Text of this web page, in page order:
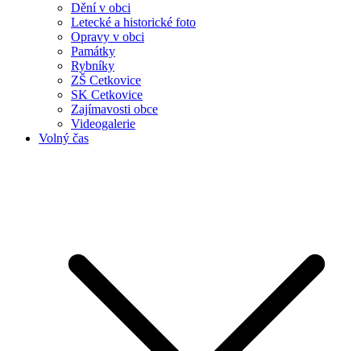
Dění v obci
Letecké a historické foto
Opravy v obci
Památky
Rybníky
ZŠ Cetkovice
SK Cetkovice
Zajímavosti obce
Videogalerie
Volný čas